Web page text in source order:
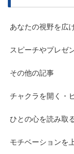
あなたの視野を広
スピーチやプレゼ
その他の記事
チャクラを開く・
ひとの心を読み取
モチベーションを